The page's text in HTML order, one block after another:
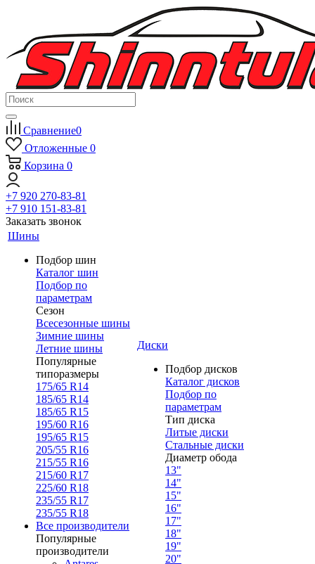
Сравнение0
Отложенные 0
Корзина 0
+7 920 270-83-81
+7 910 151-83-81
Заказать звонок
Шины
Подбор шин
Каталог шин
Подбор по
параметрам
Сезон
Всесезонные шины
Зимние шины
Летние шины
Популярные
типоразмеры
175/65 R14
185/65 R14
185/65 R15
195/60 R16
195/65 R15
205/55 R16
215/55 R16
215/60 R17
225/60 R18
235/55 R17
235/55 R18
Все производители
Популярные
производители
Диски
Подбор дисков
Каталог дисков
Подбор по
параметрам
Тип диска
Литые диски
Стальные диски
Диаметр обода
13"
14"
15"
16"
17"
18"
19"
20"